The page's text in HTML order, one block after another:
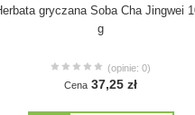
gryczana Soba Cha Jingwei
g
(opinie: 0)
Cena 37,25 zł